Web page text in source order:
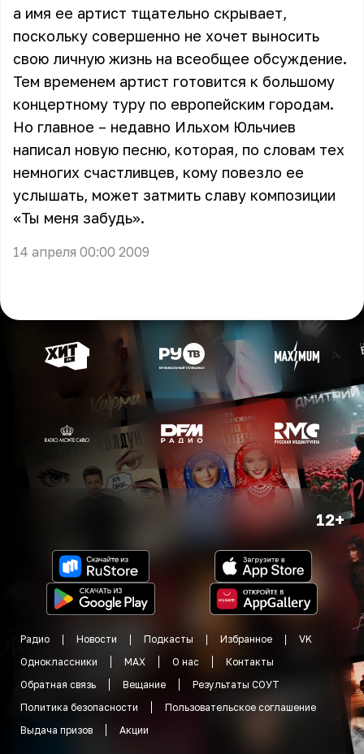
а имя ее артист тщательно скрывает,
поскольку совершенно не хочет выносить
свою личную жизнь на всеобщее обсуждение.
Тем временем артист готовится к большому
концертному туру по европейским городам.
Но главное – недавно Ильхом Юльчиев
написал новую песню, которая, по словам тех
немногих счастливцев, кому повезло ее
услышать, может затмить славу композиции
«Ты меня забудь».
14 апреля 00:00 2009
12+
Радио Новости Подкасты Избранное
VK
Одноклассники
MAX О нас
Контакты
Обратная связь
Вещание
Результаты СОУТ
Политика безопасности
Пользовательское соглашение
Выдача призов
Акции